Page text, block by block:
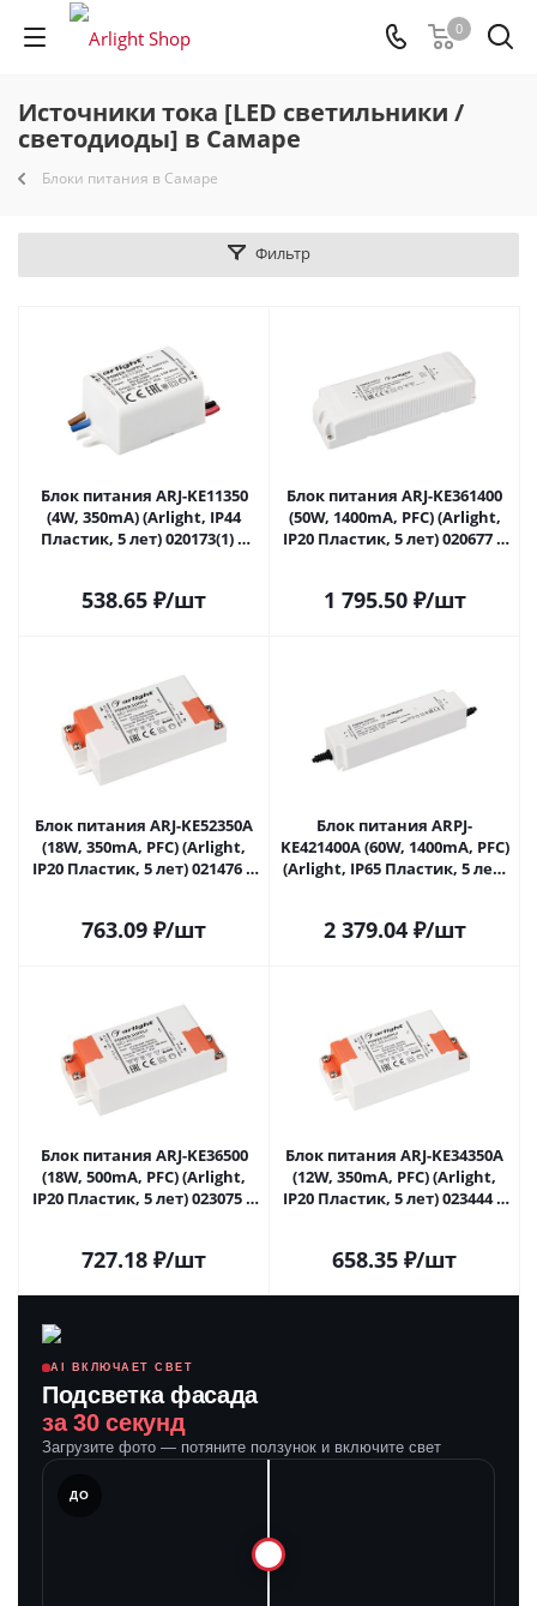
0
Источники тока [LED светильники /
светодиоды] в Самаре
Блоки питания в Самаре
Фильтр
Блок питания ARJ-KE11350
(4W, 350mA) (Arlight, IP44
Пластик, 5 лет) 020173(1) в
538.65 ₽/шт
Блок питания ARJ-KE361400
(50W, 1400mA, PFC) (Arlight,
IP20 Пластик, 5 лет) 020677 в
1 795.50₽/шт
Блок питания ARJ-KE52350A
(18W, 350mA, PFC) (Arlight,
IP20 Пластик, 5 лет) 021476 в
763.09 ₽/шт
Блок питания ARPJ-
KE421400A (60W, 1400mA, PFC)
(Arlight, IP65 Пластик, 5 лет)
2 379.04₽/шт
Блок питания ARJ-KE36500
(18W, 500mA, PFC) (Arlight,
IP20 Пластик, 5 лет) 023075 в
727.18 ₽/шт
Блок питания ARJ-KE34350A
(12W, 350mA, PFC) (Arlight,
IP20 Пластик, 5 лет) 023444 в
658.35 ₽/шт
AI ВКЛЮЧАЕТ СВЕТ
Подсветка фасада
за 30 секунд
Загрузите фото — потяните ползунок и включите свет
ДО